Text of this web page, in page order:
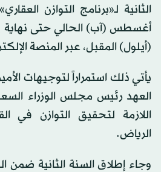
(أيلول) المقبل، عبر المنصة
يأتي ذلك استمراراً لتوجيهات
العهد رئيس مجلس الوزراء
اللازمة لتحقيق التوازن في
الرياض.
وجاء إطلاق السنة الثانية ضمن